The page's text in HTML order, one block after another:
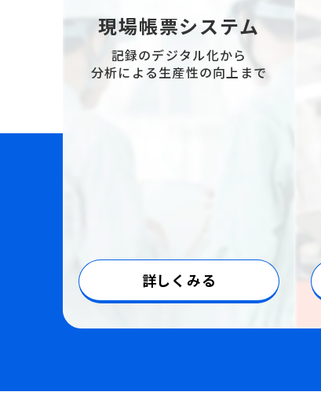
現場帳票システム
記録のデジタル化から
分析による生産性の向上まで
詳しくみる